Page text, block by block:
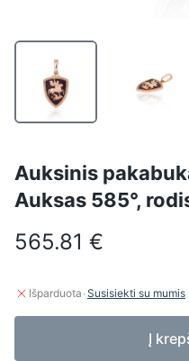
Auksinis
Auksas 585°,
565.81 €
Išparduota ·Susisiekti su mumis
Į